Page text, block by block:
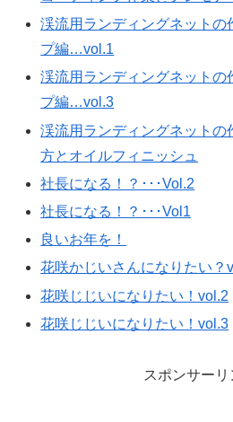
渓流用ランディングネット
プ編…vol.1
渓流用ランディングネット
プ編…vol.3
渓流用ランディングネット
方とオイルフィニッシュ
社長になる！？･･･Vol.2
社長になる！？･･･Vol1
良いお年を！
花咲かじいさんになりたい？
花咲じじいになりたい！vol.2
花咲じじいになりたい！vol.3
スポンサーリ